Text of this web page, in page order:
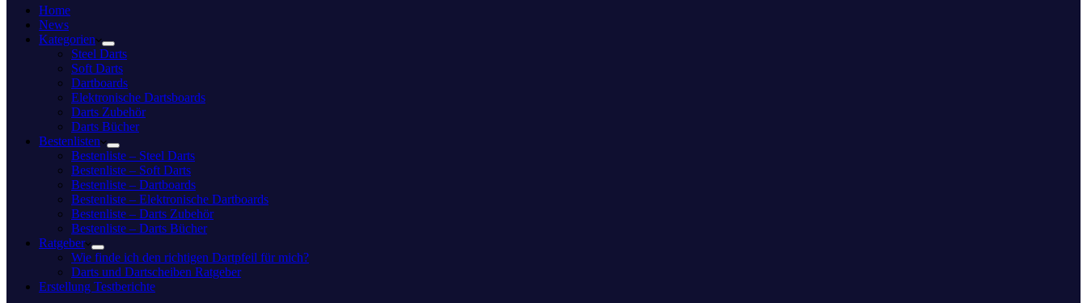
Home
News
Kategorien
Steel Darts
Soft Darts
Dartboards
Elektronische Dartsboards
Darts Zubehör
Darts Bücher
Bestenlisten
Bestenliste – Steel Darts
Bestenliste – Soft Darts
Bestenliste – Dartboards
Bestenliste – Elektronische Dartboards
Bestenliste – Darts Zubehör
Bestenliste – Darts Bücher
Ratgeber
Wie finde ich den richtigen Dartpfeil für mich?
Darts und Dartscheiben Ratgeber
Erstellung Testberichte